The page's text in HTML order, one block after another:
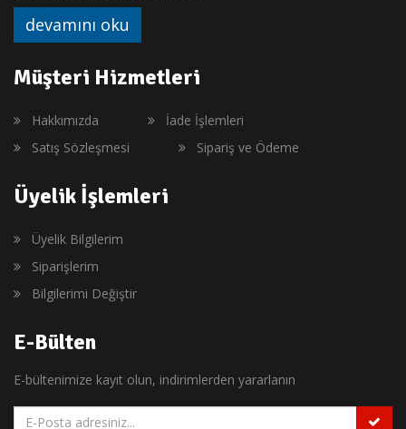
devamını oku
Müşteri Hizmetleri
Hakkımızda
İade İşlemleri
Satış Sözleşmesi
Sipariş ve Ödeme
Üyelik İşlemleri
Üyelik Bilgilerim
Siparişlerim
Bilgilerimi Değiştir
E-Bülten
E-bültenimize kayıt olun, indirimlerden yararlanın